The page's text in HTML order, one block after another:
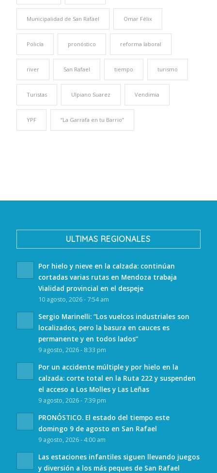
Municipalidad de San Rafael Omar Félix
Policía pronóstico reforma laboral
river San Rafael tiempo turismo
Turistas Ulpiano Suarez Vendimia
YPF “La Garrafa en tu Barrio”
ULTIMAS REGIONALES
Por hielo y nieve en la calzada: continúan
cortadas varias rutas en Mendoza trabaja
Vialidad provincial en el despeje
10 agosto, 2026 - 7:54 am
Sergio Marinelli: “Los vuelcos industriales son
localizados, pero la basura en cauces es
permanente y en todos lados”
9 agosto, 2026 - 8:33 pm
Por un accidente múltiple y por hielo en la
calzada: corte total en la Ruta 222 y suspenden
el acceso a Los Molles y Las Leñas
9 agosto, 2026 - 7:39 pm
PRONÓSTICO. El estado del tiempo este
domingo 9 de agosto en San Rafael
9 agosto, 2026 - 4:00 am
Las estaciones infantiles siguen llevando juegos
y diversión a los más peques de San Rafael